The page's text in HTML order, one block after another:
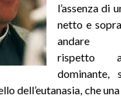
l’assenza di
netto e
andare
rispetto
dominante,
dell’eutanasia, che